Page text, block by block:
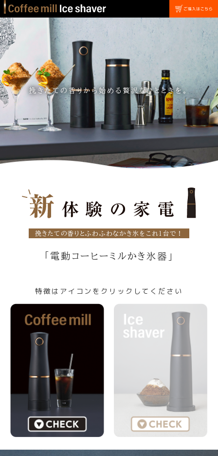
挽 きたて の 香りから始 め る 贅沢なひととき を。
挽きたての香りとふわふわなかき氷をこれ1台で！
「電動コーヒーミルかき氷器」
特徴はアイコンをクリックしてください